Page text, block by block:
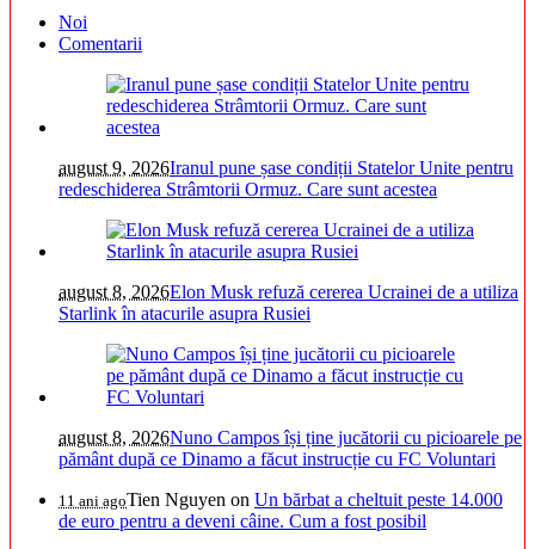
Noi
Comentarii
august 9, 2026Iranul pune șase condiții Statelor Unite pentru
redeschiderea Strâmtorii Ormuz. Care sunt acestea
august 8, 2026Elon Musk refuză cererea Ucrainei de a utiliza
Starlink în atacurile asupra Rusiei
august 8, 2026Nuno Campos își ține jucătorii cu picioarele pe
pământ după ce Dinamo a făcut instrucție cu FC Voluntari
11 ani agoTien Nguyen on Un bărbat a cheltuit peste 14.000
de euro pentru a deveni câine. Cum a fost posibil